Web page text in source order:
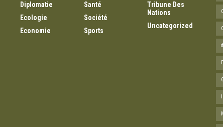
Diplomatie
Ecologie
Economie
Santé
Société
Sports
Tribune Des
Nations
Uncategorized